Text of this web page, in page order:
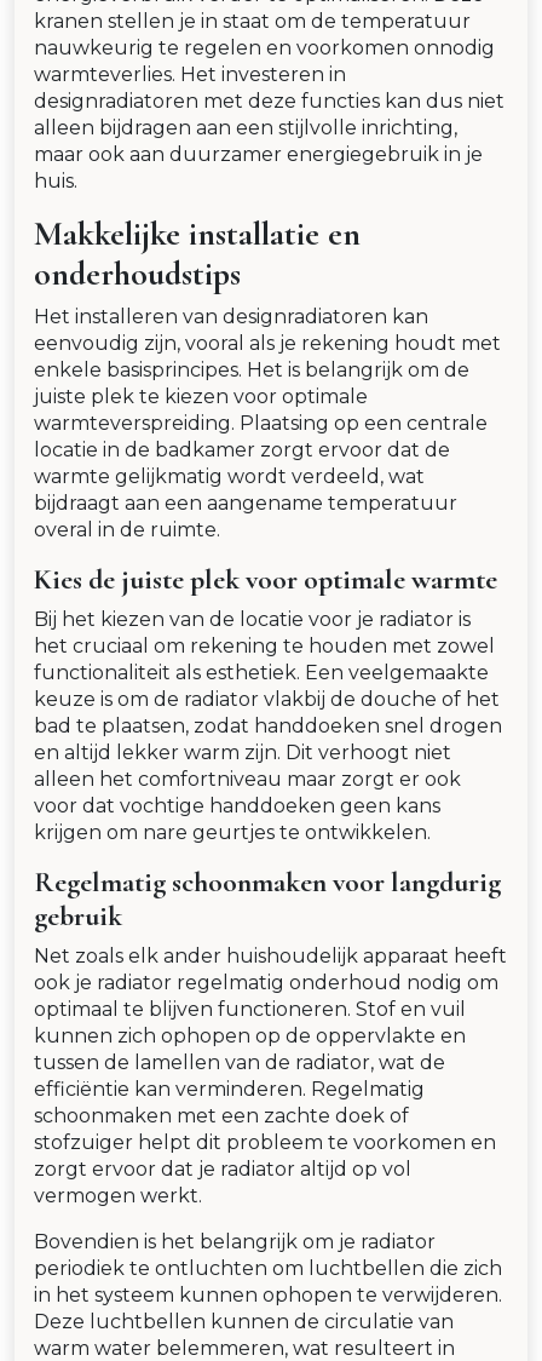
kranen stellen je in staat om de temperatuur
nauwkeurig te regelen en voorkomen onnodig
warmteverlies. Het investeren in
designradiatoren met deze functies kan dus niet
alleen bijdragen aan een stijlvolle inrichting,
maar ook aan duurzamer energiegebruik in je
huis.
Makkelijke installatie en
onderhoudstips
Het installeren van designradiatoren kan
eenvoudig zijn, vooral als je rekening houdt met
enkele basisprincipes. Het is belangrijk om de
juiste plek te kiezen voor optimale
warmteverspreiding. Plaatsing op een centrale
locatie in de badkamer zorgt ervoor dat de
warmte gelijkmatig wordt verdeeld, wat
bijdraagt aan een aangename temperatuur
overal in de ruimte.
Kies de juiste plek voor optimale warmte
Bij het kiezen van de locatie voor je radiator is
het cruciaal om rekening te houden met zowel
functionaliteit als esthetiek. Een veelgemaakte
keuze is om de radiator vlakbij de douche of het
bad te plaatsen, zodat handdoeken snel drogen
en altijd lekker warm zijn. Dit verhoogt niet
alleen het comfortniveau maar zorgt er ook
voor dat vochtige handdoeken geen kans
krijgen om nare geurtjes te ontwikkelen.
Regelmatig schoonmaken voor langdurig
gebruik
Net zoals elk ander huishoudelijk apparaat heeft
ook je radiator regelmatig onderhoud nodig om
optimaal te blijven functioneren. Stof en vuil
kunnen zich ophopen op de oppervlakte en
tussen de lamellen van de radiator, wat de
efficiëntie kan verminderen. Regelmatig
schoonmaken met een zachte doek of
stofzuiger helpt dit probleem te voorkomen en
zorgt ervoor dat je radiator altijd op vol
vermogen werkt.
Bovendien is het belangrijk om je radiator
periodiek te ontluchten om luchtbellen die zich
in het systeem kunnen ophopen te verwijderen.
Deze luchtbellen kunnen de circulatie van
warm water belemmeren, wat resulteert in